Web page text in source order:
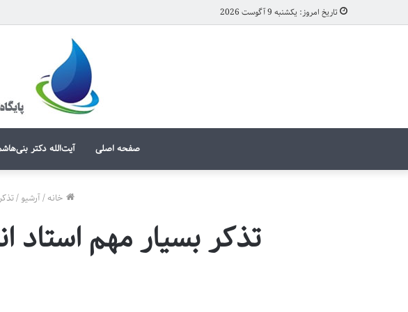
تاریخ امروز: یکشنبه 9 آگوست 2026
صفحه اصلی آیت‌الله دکتر
خانه/آرشیو /
تذکر بسیار مهم استاد